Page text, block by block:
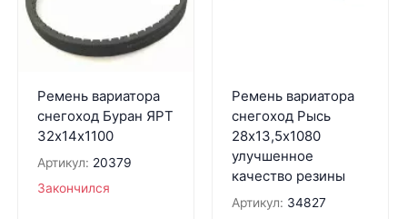
Ремень вариатора
снегоход Буран ЯРТ
32х14х1100
Артикул: 20379
Закончился
Ремень вариатора
снегоход Рысь
28х13,5х1080
улучшенное
качество резины
Артикул: 34827